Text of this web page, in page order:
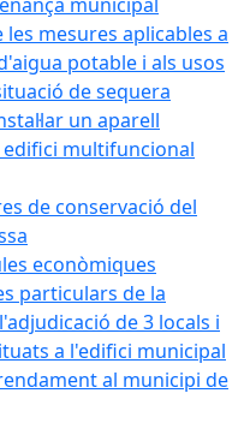
mesures aplicables a
potable i als usos
de sequera
un aparell
multifuncional
de conservació del
econòmiques
particulars de la
de 3 locals i
a l'edifici municipal
al municipi de